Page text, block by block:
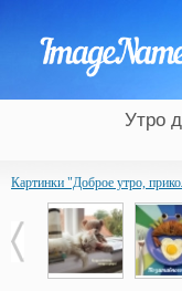
Утро
Картинки "Доброе утро,